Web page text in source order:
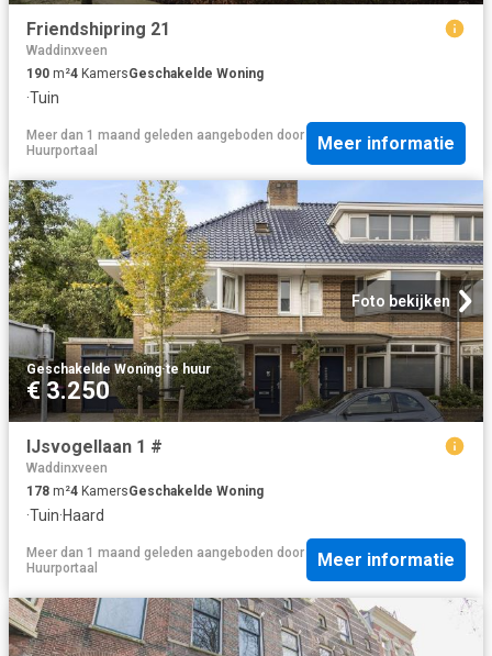
Friendshipring 21
Waddinxveen
190 m²4 KamersGeschakelde Woning
·Tuin
Meer dan 1 maand geleden aangeboden door
Huurportaal
Meer informatie
Foto bekijken
Geschakelde Woning·te huur
€ 3.250
IJsvogellaan 1 #
Waddinxveen
178 m²4 KamersGeschakelde Woning
·Tuin·Haard
Meer dan 1 maand geleden aangeboden door
Huurportaal
Meer informatie